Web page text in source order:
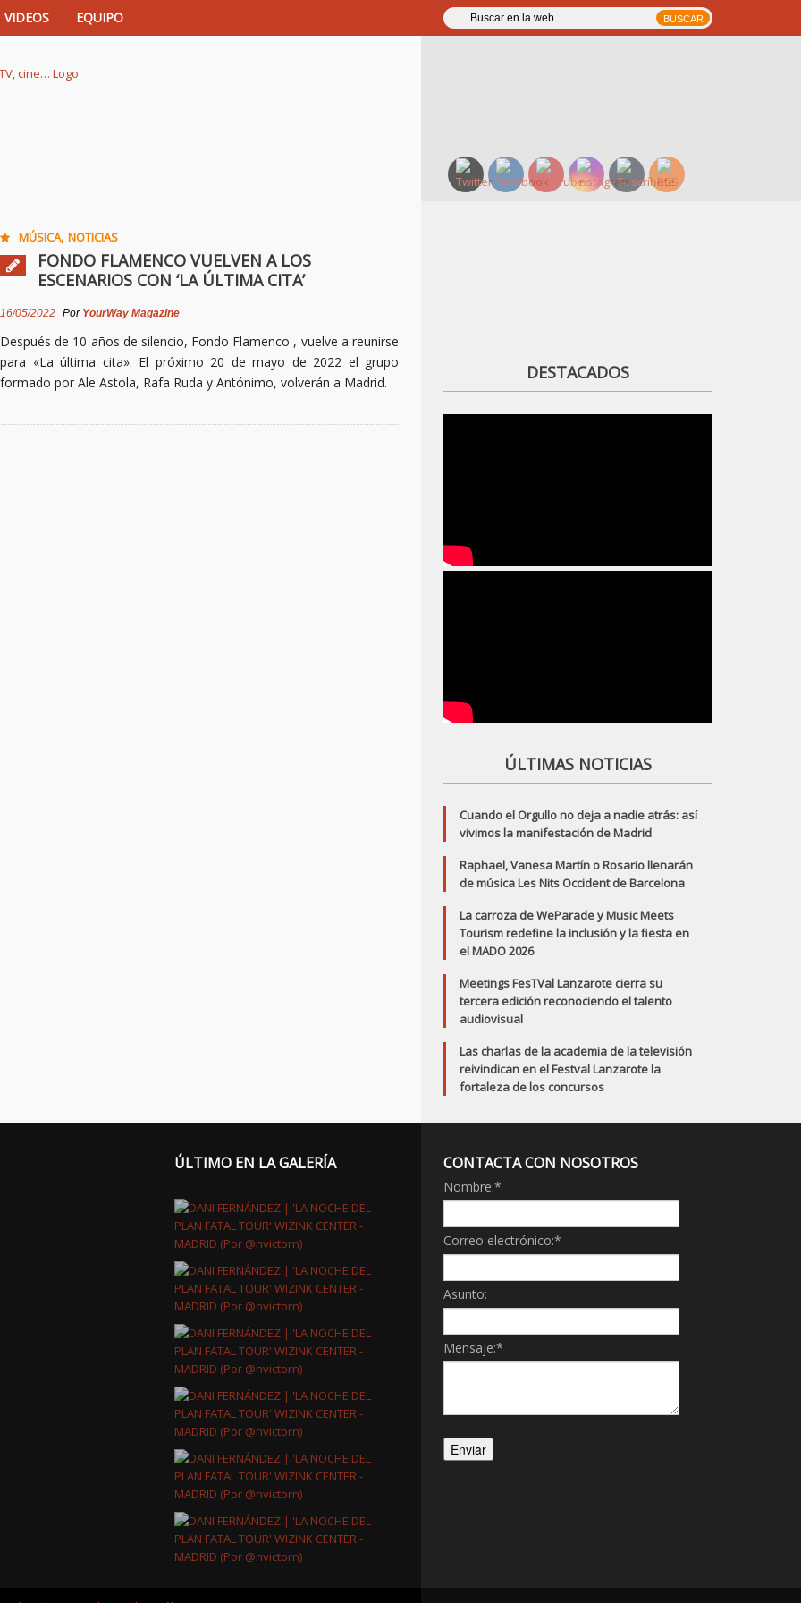
VIDEOS EQUIPO
MÚSICA, NOTICIAS
FONDO FLAMENCO VUELVEN A LOS
ESCENARIOS CON ‘LA ÚLTIMA CITA’
16/05/2022 Por YourWay Magazine
Después de 10 años de silencio, Fondo Flamenco , vuelve a reunirse
para «La última cita». El próximo 20 de mayo de 2022 el grupo
formado por Ale Astola, Rafa Ruda y Antónimo, volverán a Madrid.
DESTACADOS
ÚLTIMAS NOTICIAS
Cuando el Orgullo no deja a nadie atrás: así
vivimos la manifestación de Madrid
Raphael, Vanesa Martín o Rosario llenarán
de música Les Nits Occident de Barcelona
La carroza de WeParade y Music Meets
Tourism redefine la inclusión y la fiesta en
el MADO 2026
Meetings FesTVal Lanzarote cierra su
tercera edición reconociendo el talento
audiovisual
Las charlas de la academia de la televisión
reivindican en el Festval Lanzarote la
fortaleza de los concursos
ÚLTIMO EN LA GALERÍA CONTACTA CON NOSOTROS
Nombre:*
Correo electrónico:*
Asunto:
Mensaje:*